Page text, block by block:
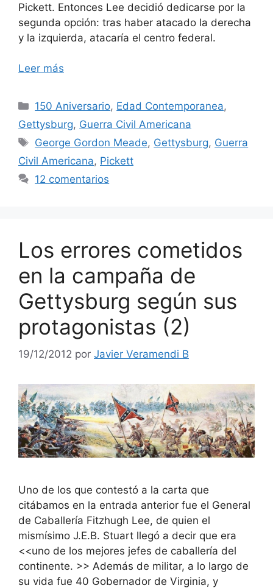
Pickett. Entonces Lee decidió dedicarse por la
segunda opción: tras haber atacado la derecha
y la izquierda, atacaría el centro federal.
Leer más
Categorías
150 Aniversario, Edad Contemporanea,
Gettysburg, Guerra Civil Americana
Etiquetas
George Gordon Meade, Gettysburg, Guerra
Civil Americana, Pickett
12 comentarios
Los errores cometidos
en la campaña de
Gettysburg según sus
protagonistas (2)
19/12/2012 por Javier Veramendi B
Uno de los que contestó a la carta que
citábamos en la entrada anterior fue el General
de Caballería Fitzhugh Lee, de quien el
mismísimo J.E.B. Stuart llegó a decir que era
<<uno de los mejores jefes de caballería del
continente. >> Además de militar, a lo largo de
su vida fue 40 Gobernador de Virginia, y